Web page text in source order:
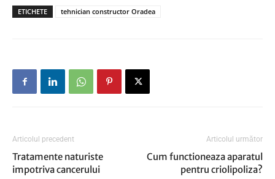
ETICHETE tehnician constructor Oradea
Articolul precedent
Tratamente naturiste
impotriva cancerului
Articolul următor
Cum functioneaza aparatul
pentru criolipoliza?